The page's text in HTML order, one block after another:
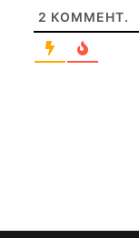
2 КОММЕНТ.